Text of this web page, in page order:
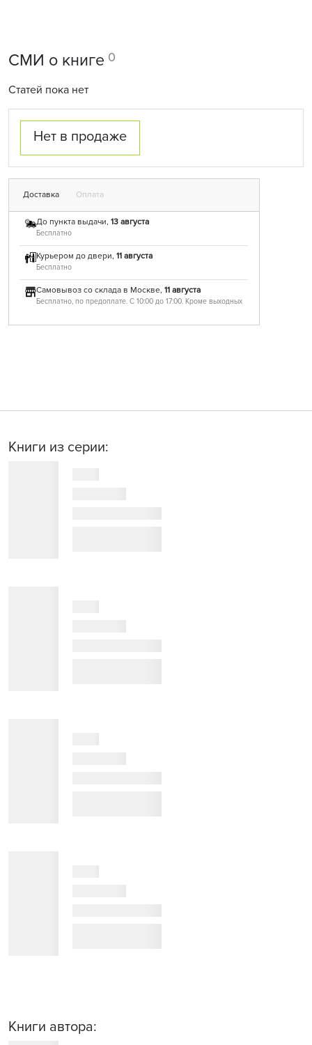
СМИ о книге 0
Статей пока нет
Нет в продаже
Доставка Оплата
До пункта выдачи, 13 августа
Бесплатно
Курьером до двери, 11 августа
Бесплатно
Самовывоз со склада в Москве, 11 августа
Бесплатно, по предоплате. С 10:00 до 17:00. Кроме выходных
Книги из серии:
Книги автора: